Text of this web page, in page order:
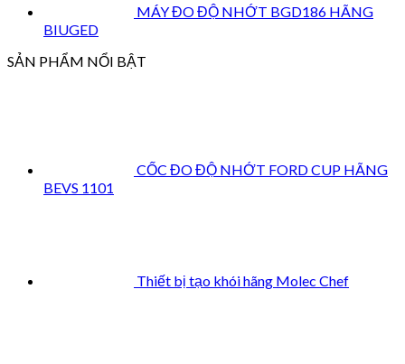
MÁY ĐO ĐỘ NHỚT BGD186 HÃNG
BIUGED
SẢN PHẨM NỔI BẬT
CỐC ĐO ĐỘ NHỚT FORD CUP HÃNG
BEVS 1101
Thiết bị tạo khói hãng Molec Chef